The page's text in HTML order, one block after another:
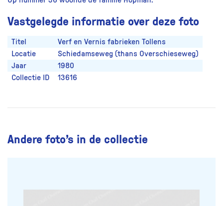
Vastgelegde informatie over deze foto
Titel
Verf en Vernis fabrieken Tollens
Locatie
Schiedamseweg (thans Overschieseweg)
Jaar
1980
Collectie ID
13616
Andere foto’s in de collectie